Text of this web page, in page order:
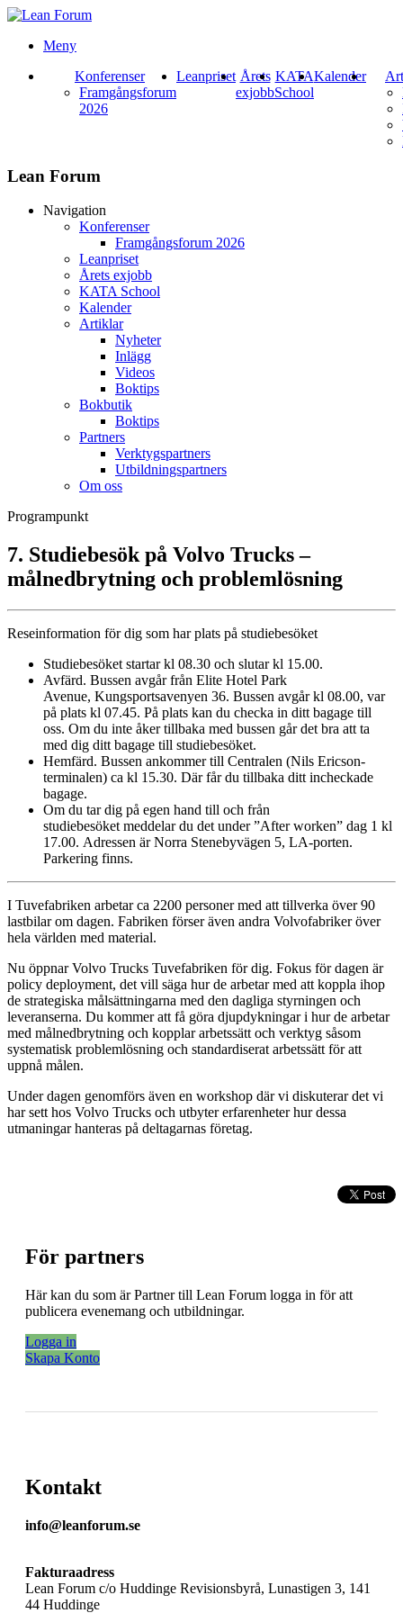
Meny
Konferenser
Framgångsforum
2026
Leanpriset Årets
exjobb
KATA
School
Kalender
Lean Forum
Navigation
Konferenser
Framgångsforum 2026
Leanpriset
Årets exjobb
KATA School
Kalender
Artiklar
Nyheter
Inlägg
Videos
Boktips
Bokbutik
Boktips
Partners
Verktygspartners
Utbildningspartners
Om oss
Programpunkt
7. Studiebesök på Volvo Trucks –
målnedbrytning och problemlösning
Reseinformation för dig som har plats på studiebesöket
Studiebesöket startar kl 08.30 och slutar kl 15.00.
Avfärd. Bussen avgår från Elite Hotel Park
Avenue, Kungsportsavenyen 36. Bussen avgår kl 08.00, var
på plats kl 07.45. På plats kan du checka in ditt bagage till
oss. Om du inte åker tillbaka med bussen går det bra att ta
med dig ditt bagage till studiebesöket.
Hemfärd. Bussen ankommer till Centralen (Nils Ericson-
terminalen) ca kl 15.30. Där får du tillbaka ditt incheckade
bagage.
Om du tar dig på egen hand till och från
studiebesöket meddelar du det under ”After worken” dag 1 kl
17.00. Adressen är Norra Stenebyvägen 5, LA-porten.
Parkering finns.
I Tuvefabriken arbetar ca 2200 personer med att tillverka över 90
lastbilar om dagen. Fabriken förser även andra Volvofabriker över
hela världen med material.
Nu öppnar Volvo Trucks Tuvefabriken för dig. Fokus för dagen är
policy deployment, det vill säga hur de arbetar med att koppla ihop
de strategiska målsättningarna med den dagliga styrningen och
leveranserna. Du kommer att få göra djupdykningar i hur de arbetar
med målnedbrytning och kopplar arbetssätt och verktyg såsom
systematisk problemlösning och standardiserat arbetssätt för att
uppnå målen.
Under dagen genomförs även en workshop där vi diskuterar det vi
har sett hos Volvo Trucks och utbyter erfarenheter hur dessa
utmaningar hanteras på deltagarnas företag.
För partners
Här kan du som är Partner till Lean Forum logga in för att
publicera evenemang och utbildningar.
Logga in
Skapa Konto
Kontakt
info@leanforum.se
Fakturaadress
Lean Forum c/o Huddinge Revisionsbyrå, Lunastigen 3, 141
44 Huddinge